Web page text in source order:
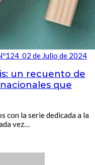
de Julio de 2024
un recuento de
que
con la serie dedicada a la
vez…